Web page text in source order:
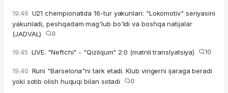
19:46 U21 chempionatida 16-tur yakunlari: "Lokomotiv" seriyasini
yakunladi, peshqadam mag'lub bo'ldi va boshqa natijalar
(JADVAL)
0
19:45 LIVE. "Neftchi" - "Qizilqum" 2:0 (matnli translyatsiya) 10
19:40 Runi "Barselona"ni tark etadi. Klub vingerni ijaraga beradi
yoki sotib olish huquqi bilan sotadi
0